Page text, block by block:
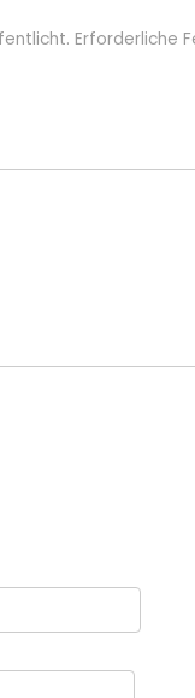
Erforderliche